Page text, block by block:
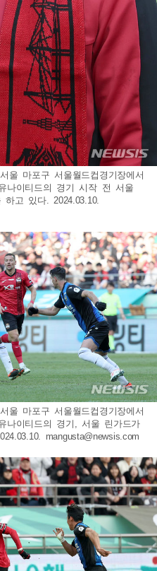
울 마포구 서울월드컵경기장에서
나이티드의 경기 시작 전 서울
하고 있다. 2024.03.10.
울 마포구 서울월드컵경기장에서
나이티드의 경기, 서울 린가드가
mangusta@newsis.com